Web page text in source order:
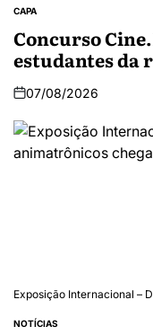
CAPA
Concurso
estudantes da
07/08/2026
Exposição Internacional –
NOTÍCIAS